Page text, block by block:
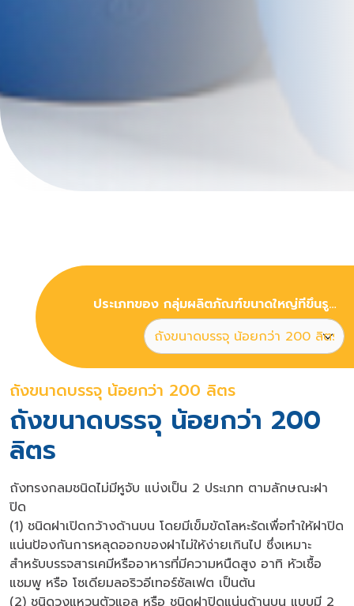
ถังขนาดบรรจุ น้อยกว่า 200 ลิตร
ถังขนาดบรรจุ น้อยกว่า 200
ลิตร
ถังทรงกลมชนิดไม่มีหูจับ แบ่งเป็น 2 ประเภท ตามลักษณะฝา
ปิด
(1) ชนิดฝาเปิดกว้างด้านบน โดยมีเข็มขัดโลหะรัดเพื่อทำให้ฝาปิด
แน่นป้องกันการหลุดออกของฝาไม่ให้ง่ายเกินไป ซึ่งเหมาะ
สำหรับบรรจสารเคมีหรืออาหารที่มีความหนืดสูง อาทิ หัวเชื้อ
แชมพู หรือ โซเดียมลอริวอีเทอร์ซัลเฟต เป็นต้น
(2) ชนิดวงแหวนตัวแอล หรือ ชนิดฝาปิดแน่นด้านบน แบบมี 2
ประเภทของ กลุ่มผลิตภัณฑ์ขนาดใหญ่ที่ขึ้นรูปด้วยกระบวนการเป่าขึ้นรูปในแม่พิมพ์